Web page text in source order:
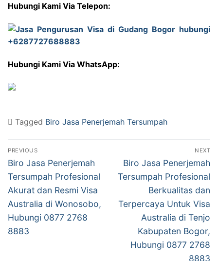
Hubungi Kami Via Telepon:
Hubungi Kami Via WhatsApp:
Tagged Biro Jasa Penerjemah Tersumpah
Post
navigation
PREVIOUS
Previous
post:
Biro Jasa Penerjemah
Tersumpah Profesional
Akurat dan Resmi Visa
Australia di Wonosobo,
Hubungi 0877 2768
8883
NEXT
Next
post:
Biro Jasa Penerjemah
Tersumpah Profesional
Berkualitas dan
Terpercaya Untuk Visa
Australia di Tenjo
Kabupaten Bogor,
Hubungi 0877 2768
8883